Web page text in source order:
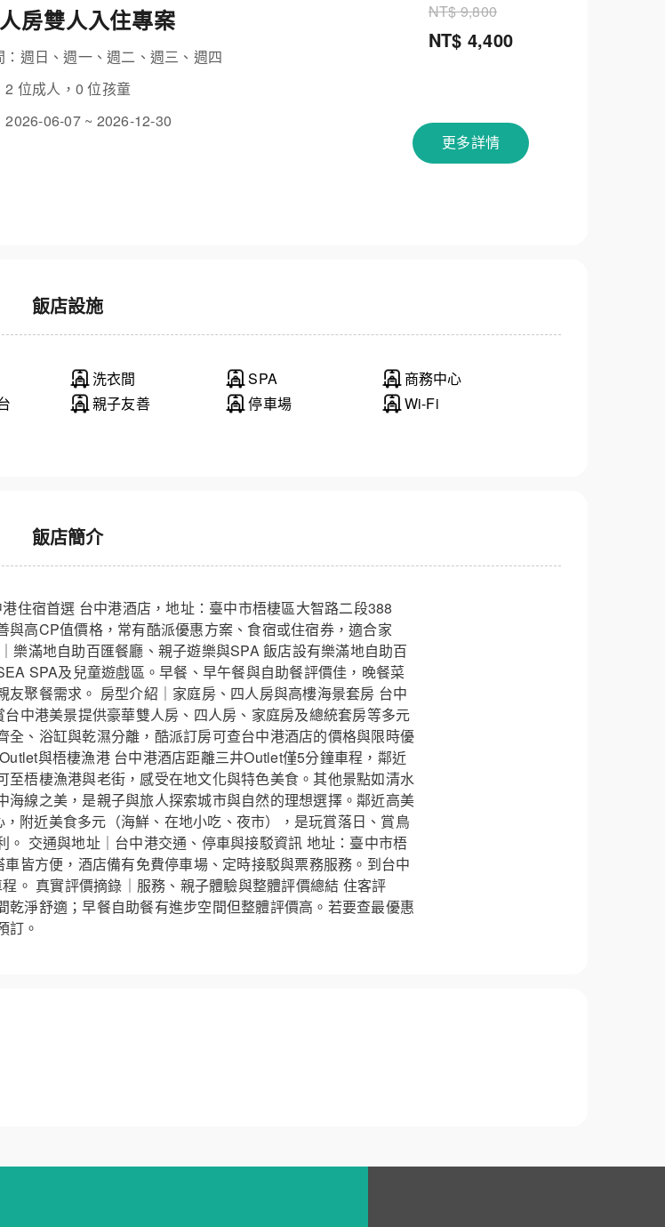
房雙人入住專案
：週日、週一、週二、週三、週四
2 位成人，0 位孩童
2026-06-07 ~ 2026-12-30
NT$ 9,800
NT$ 4,400
更多詳情
飯店設施
洗衣間 SPA
商務中心
親子友善 停車場
Wi-Fi
飯店簡介
住宿首選 台中港酒店，地址：臺中市梧棲區大智路二段388
高CP值價格，常有酷派優惠方案、食宿或住宿券，適合家
樂滿地自助百匯餐廳、親子遊樂與SPA 飯店設有樂滿地自助百
SPA及兒童遊戲區。早餐、早午餐與自助餐評價佳，晚餐菜
聚餐需求。 房型介紹｜家庭房、四人房與高樓海景套房 台中
中港美景提供豪華雙人房、四人房、家庭房及總統套房等多元
、浴缸與乾濕分離，酷派訂房可查台中港酒店的價格與限時優
與梧棲漁港 台中港酒店距離三井Outlet僅5分鐘車程，鄰近
梧棲漁港與老街，感受在地文化與特色美食。其他景點如清水
線之美，是親子與旅人探索城市與自然的理想選擇。鄰近高美
附近美食多元（海鮮、在地小吃、夜市），是玩賞落日、賞鳥
交通與地址｜台中港交通、停車與接駁資訊 地址：臺中市梧
皆方便，酒店備有免費停車場、定時接駁與票務服務。到台中
。 真實評價摘錄｜服務、親子體驗與整體評價總結 住客評
淨舒適；早餐自助餐有進步空間但整體評價高。若要查最優惠
訂。